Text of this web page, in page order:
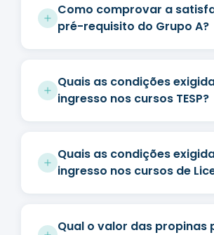
Como comprovar a
pré-requisito do Grupo A?
Quais as condições
ingresso nos cursos TESP?
Quais as condições
ingresso nos cursos de
Qual o valor das propinas